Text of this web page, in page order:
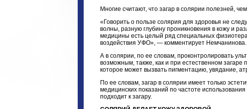
Многие считают, что загар в солярии полезней,
«Говорить о пользе солярия для здоровья не
волны, разную глубину проникновения в кожу и
медицины есть целый ряд специальных
воздействия УФО», — комментирует Немчанинова.
А в солярии, по ее словам, проконтролировать
возможным, также, как и при естественном
которое может вызвать пигментацию, увядание,
По ее словам, загар в солярии имеет только
медицинских показаний по частоте
подходит к загару.